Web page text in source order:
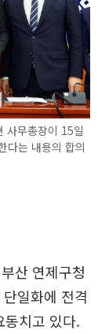
사무총장이 15일
다는 내용의 합의
산 연제구청
일화에 전격
동치고 있다.